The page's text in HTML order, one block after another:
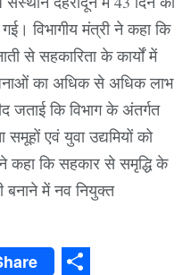
विभागीय मंत्री ने कहा कि
से सहकारिता के कार्यों में
का अधिक से अधिक लाभ
जताई कि विभाग के अंतर्गत
एवं युवा उद्यमियों को
कहा कि सहकार से समृद्धि के
बनाने में नव नियुक्त